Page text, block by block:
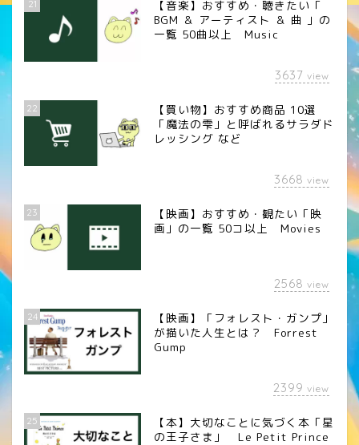
21
【音楽】おすすめ・聴きたい「
BGM ＆ アーティスト ＆ 曲 」の
一覧 50曲以上 Music
3637 view
22
【買い物】おすすめ商品 10選
「魔法の雫」と呼ばれるサラダド
レッシング など
3668 view
23
【映画】おすすめ・観たい「映
画」の一覧 50コ以上 Movies
2568 view
24
【映画】「フォレスト・ガンプ」
が描いた人生とは？ Forrest
Gump
2399 view
25
【本】大切なことに気づく本「星
の王子さま」 Le Petit Prince